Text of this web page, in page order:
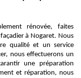
rénovée, faites
à Nogaret. Nous
qualité et un service
nous effectuerons un
une préparation
et réparation, nous